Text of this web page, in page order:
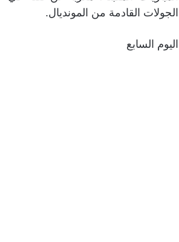
الجولات القادمة من المونديال.
اليوم السابع